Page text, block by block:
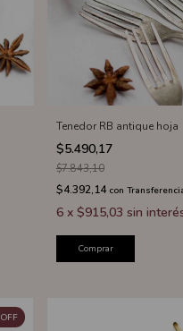
Tenedor RB antique hoja
$5.490,17
$7.843,10
$4.392,14 con
6 x $915,03 sin
Comprar
OFF